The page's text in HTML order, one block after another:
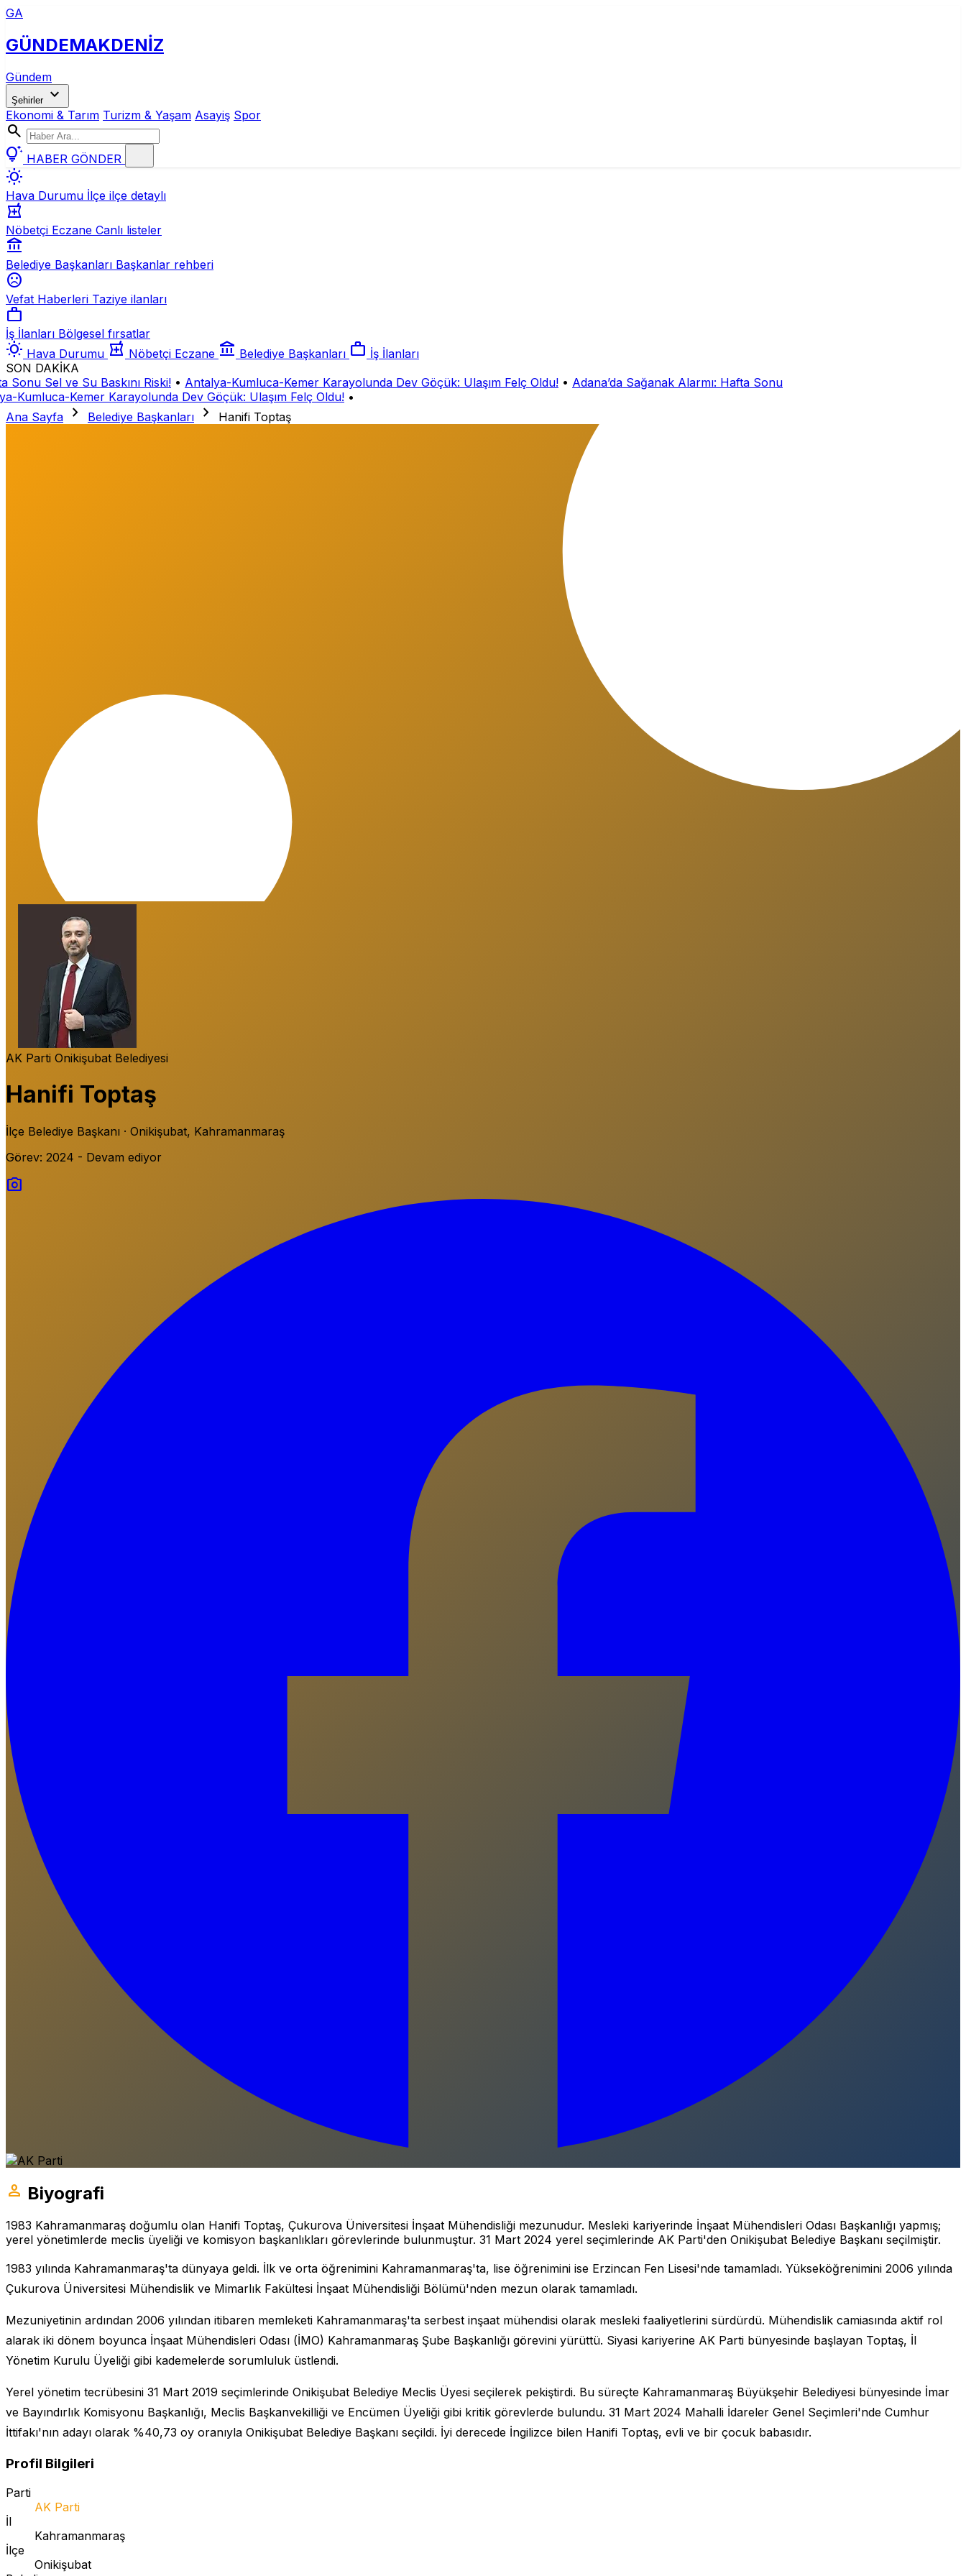
GA
GÜNDEMAKDENİZ
Gündem
Şehirler expand_more
Ekonomi & Tarım Turizm & Yaşam Asayiş Spor
search
tips_and_updates HABER GÖNDER
wb_sunny
Hava Durumu İlçe ilçe detaylı
local_pharmacy
Nöbetçi Eczane Canlı listeler
account_balance
Belediye Başkanları Başkanlar rehberi
sentiment_dissatisfied
Vefat Haberleri Taziye ilanları
work
İş İlanları Bölgesel fırsatlar
wb_sunny Hava Durumu local_pharmacy Nöbetçi Eczane account_balance Belediye Başkanları work İş İlanları
SON DAKİKA
Sel ve Su Baskını Riski! • Antalya-Kumluca-Kemer Karayolunda Dev Göçük: Ulaşım Felç Oldu! • Adana’da Sağanak Alarmı: Hafta Sonu
Kemer Karayolunda Dev Göçük: Ulaşım Felç Oldu! •
Ana Sayfa
chevron_right Belediye Başkanları chevron_right Hanifi Toptaş
AK Parti Onikişubat Belediyesi
Hanifi Toptaş
İlçe Belediye Başkanı · Onikişubat, Kahramanmaraş
Görev: 2024 - Devam ediyor
photo_camera
person Biyografi
1983 Kahramanmaraş doğumlu olan Hanifi Toptaş, Çukurova Üniversitesi İnşaat Mühendisliği mezunudur. Mesleki kariyerinde İnşaat Mühendisleri Odası Başkanlığı yapmış;
yerel yönetimlerde meclis üyeliği ve komisyon başkanlıkları görevlerinde bulunmuştur. 31 Mart 2024 yerel seçimlerinde AK Parti'den Onikişubat Belediye Başkanı seçilmiştir.
1983 yılında Kahramanmaraş'ta dünyaya geldi. İlk ve orta öğrenimini Kahramanmaraş'ta, lise öğrenimini ise Erzincan Fen Lisesi'nde tamamladı. Yükseköğrenimini 2006 yılında
Çukurova Üniversitesi Mühendislik ve Mimarlık Fakültesi İnşaat Mühendisliği Bölümü'nden mezun olarak tamamladı.
Mezuniyetinin ardından 2006 yılından itibaren memleketi Kahramanmaraş'ta serbest inşaat mühendisi olarak mesleki faaliyetlerini sürdürdü. Mühendislik camiasında aktif rol
alarak iki dönem boyunca İnşaat Mühendisleri Odası (İMO) Kahramanmaraş Şube Başkanlığı görevini yürüttü. Siyasi kariyerine AK Parti bünyesinde başlayan Toptaş, İl
Yönetim Kurulu Üyeliği gibi kademelerde sorumluluk üstlendi.
Yerel yönetim tecrübesini 31 Mart 2019 seçimlerinde Onikişubat Belediye Meclis Üyesi seçilerek pekiştirdi. Bu süreçte Kahramanmaraş Büyükşehir Belediyesi bünyesinde İmar
ve Bayındırlık Komisyonu Başkanlığı, Meclis Başkanvekilliği ve Encümen Üyeliği gibi kritik görevlerde bulundu. 31 Mart 2024 Mahalli İdareler Genel Seçimleri'nde Cumhur
İttifakı'nın adayı olarak %40,73 oy oranıyla Onikişubat Belediye Başkanı seçildi. İyi derecede İngilizce bilen Hanifi Toptaş, evli ve bir çocuk babasıdır.
Profil Bilgileri
Parti
AK Parti
İl
Kahramanmaraş
İlçe
Onikişubat